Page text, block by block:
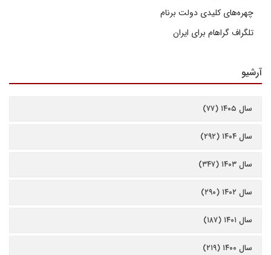
چهره‌های کلیدی دولت برنام
تلگراف گراهام برای ایران
آرشیو
سال ۱۴۰۵ (۷۷)
سال ۱۴۰۴ (۲۹۲)
سال ۱۴۰۳ (۳۴۷)
سال ۱۴۰۲ (۲۹۰)
سال ۱۴۰۱ (۱۸۷)
سال ۱۴۰۰ (۲۱۹)